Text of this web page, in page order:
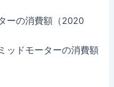
ーの消費額（2020
ッドモーターの消費額